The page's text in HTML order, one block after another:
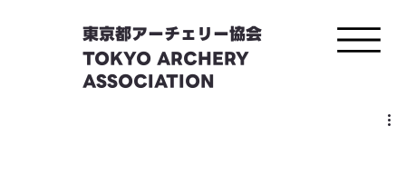
東京都アーチェリー協会
TOKYO ARCHERY
ASSOCIATION